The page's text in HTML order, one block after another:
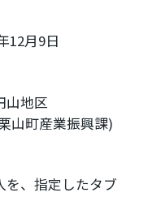
12月9日
山地区
山町産業振興課)
、指定したタブ